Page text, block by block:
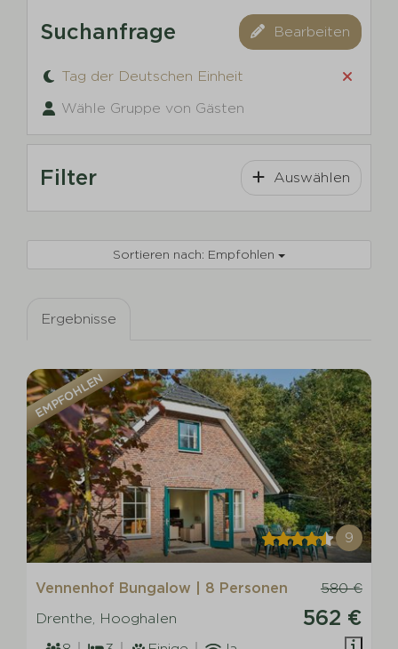
Suchanfrage Bearbeiten
Tag der Deutschen Einheit
Wähle Gruppe von Gästen
Filter Auswählen
Sortieren nach: Empfohlen
Ergebnisse
EMPFOHLEN
9
580 €
562 €
Vennenhof Bungalow | 8 Personen
Drenthe, Hooghalen